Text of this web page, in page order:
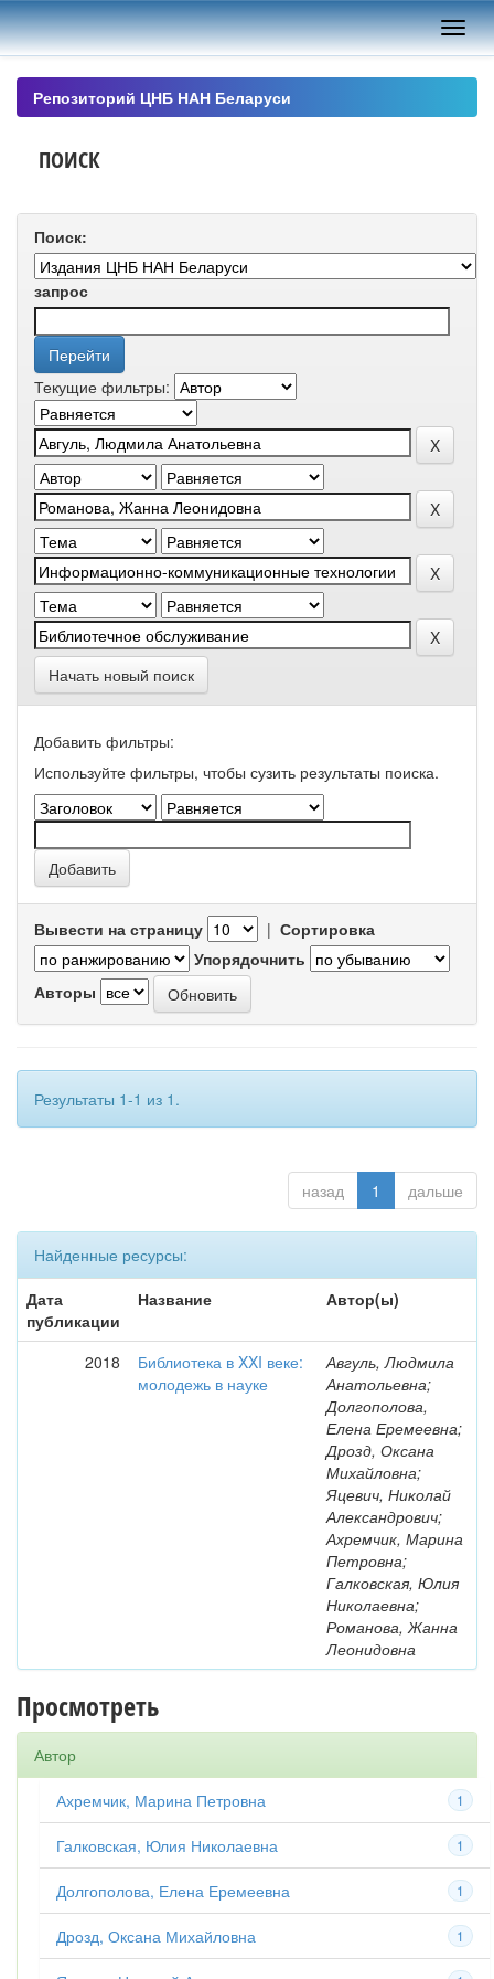
Skip
navigation
Репозиторий ЦНБ НАН Беларуси
ПОИСК
Поиск:
запрос
Текущие фильтры:
Начать новый поиск
Добавить фильтры:
Используйте фильтры, чтобы сузить результаты поиска.
Вывести на страницу | Сортировка
Упорядочнить
Авторы
Результаты 1-1 из 1.
назад 1 дальше
Найденные ресурсы:
Дата
публикации
Название Автор(ы)
2018
Библиотека в XXI веке:
молодежь в науке
Авгуль, Людмила
Анатольевна;
Долгополова,
Елена Еремеевна;
Дрозд, Оксана
Михайловна;
Яцевич, Николай
Александрович;
Ахремчик, Марина
Петровна;
Галковская, Юлия
Николаевна;
Романова, Жанна
Леонидовна
Просмотреть
Автор
1
Ахремчик, Марина Петровна
1
Галковская, Юлия Николаевна
1
Долгополова, Елена Еремеевна
1
Дрозд, Оксана Михайловна